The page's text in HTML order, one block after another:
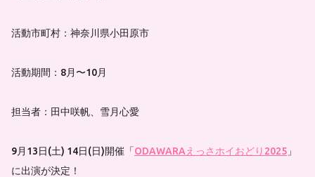
活動市町村：神奈川県小田原市
活動期間：8月〜10月
担当者：田中咲帆、雪月心愛
9月13日(土) 14日(日)開催「ODAWARAえっさホイおどり2025 」
に出演が決定！